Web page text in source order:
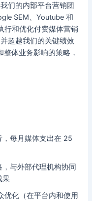
们的内部平台营销团
SEM、Youtube 和
行和优化付费媒体营销
超越我们的关键绩效
体业务影响的策略，
每月媒体支出在 25
与外部代理机构协同
果
优化（在平台内和使用